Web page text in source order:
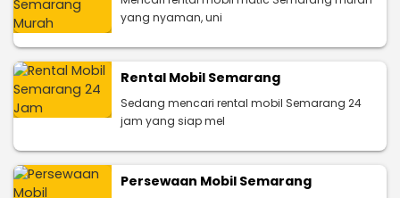
yang nyaman, uni
Rental Mobil Semarang
Sedang mencari rental mobil Semarang 24
jam yang siap mel
Persewaan Mobil Semarang